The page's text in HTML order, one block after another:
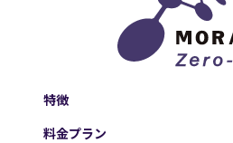
特徴
料金プラン